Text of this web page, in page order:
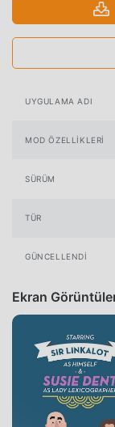
UYGULAMA ADI
MOD ÖZELLIKLERI
SÜRÜM
TÜR
GÜNCELLENDI
Ekran